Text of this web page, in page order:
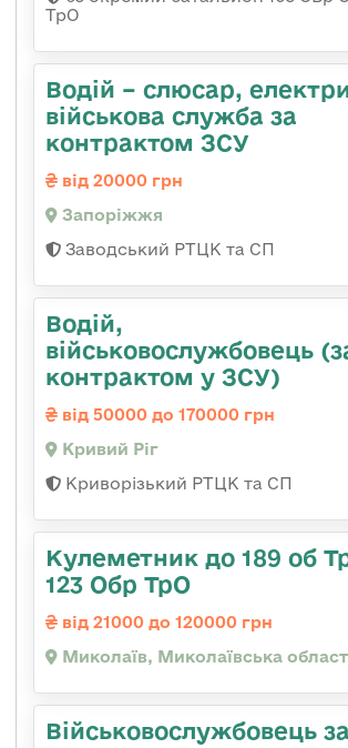
ТрО
Водій – слюсар,
військова служба за
контрактом ЗСУ
від 20000 грн
Запоріжжя
Заводський РТЦК та СП
Водій,
військовослужбовець
контрактом у ЗСУ)
від 50000 до 170000 грн
Кривий Ріг
Криворізький РТЦК та СП
Кулеметник до 189 об
123 Обр ТрО
від 21000 до 120000 грн
Миколаїв, Миколаївська
Військовослужбовець за